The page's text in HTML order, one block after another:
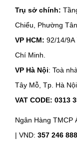
Trụ sở chính:
Chiểu, Phường
VP HCM: 92/14/
Chí Minh.
VP Hà Nội: Toà
Tây Mỗ, Tp. Hà
VAT CODE: 0313
Ngân Hàng TMCP
| VND: 357 246 888